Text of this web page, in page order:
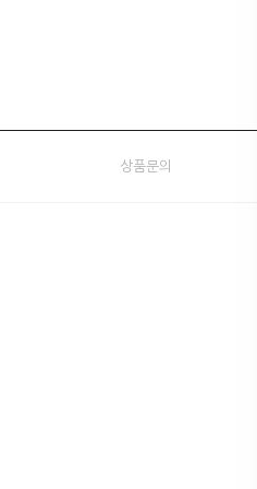
상품문의